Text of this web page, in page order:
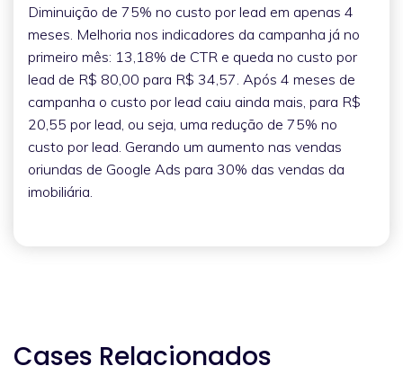
Diminuição de 75% no custo por lead em apenas 4
meses. Melhoria nos indicadores da campanha já no
primeiro mês: 13,18% de CTR e queda no custo por
lead de R$ 80,00 para R$ 34,57. Após 4 meses de
campanha o custo por lead caiu ainda mais, para R$
20,55 por lead, ou seja, uma redução de 75% no
custo por lead. Gerando um aumento nas vendas
oriundas de Google Ads para 30% das vendas da
imobiliária.
Cases Relacionados